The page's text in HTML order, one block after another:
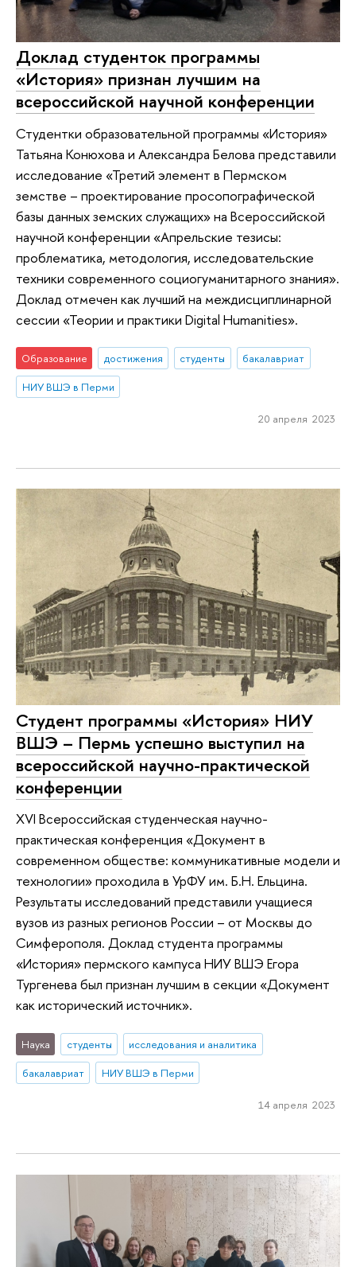
Доклад студенток программы
«История» признан лучшим на
всероссийской научной конференции
Студентки образовательной программы «История»
Татьяна Конюхова и Александра Белова представили
исследование «Третий элемент в Пермском
земстве – проектирование просопографической
базы данных земских служащих» на Всероссийской
научной конференции «Апрельские тезисы:
проблематика, методология, исследовательские
техники современного социогуманитарного знания».
Доклад отмечен как лучший на междисциплинарной
сессии «Теории и практики Digital Humanities».
Образование достижения студенты
бакалавриат
НИУ ВШЭ в Перми
20 апреля 2023
Студент программы «История» НИУ
ВШЭ – Пермь успешно выступил на
всероссийской научно-практической
конференции
XVI Всероссийская студенческая научно-
практическая конференция «Документ в
современном обществе: коммуникативные модели и
технологии» проходила в УрФУ им. Б.Н. Ельцина.
Результаты исследований представили учащиеся
вузов из разных регионов России – от Москвы до
Симферополя. Доклад студента программы
«История» пермского кампуса НИУ ВШЭ Егора
Тургенева был признан лучшим в секции «Документ
как исторический источник».
Наука студенты
исследования и аналитика
бакалавриат
НИУ ВШЭ в Перми
14 апреля 2023